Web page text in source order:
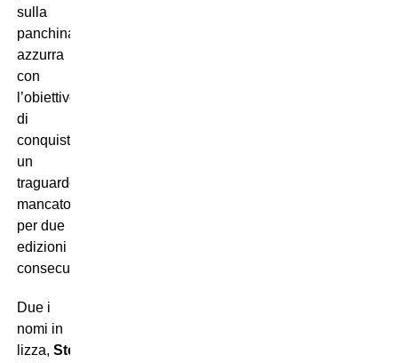
sulla
panchina
azzurra
con
l’obiettivo
di
conquistare
un
traguardo
mancato
per due
edizioni
consecutive?
Due i
nomi in
lizza, Stefano